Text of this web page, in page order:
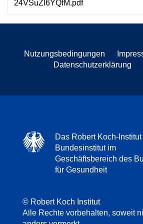
24VSuZl6YQfM.pdf
Nutzungsbedingungen
Datenschutzerklärung
Das Robert Koch-
Bundesinstitut im
Geschäftsbereich des
für Gesundheit
© Robert Koch Institut
Alle Rechte vorbehalten, soweit